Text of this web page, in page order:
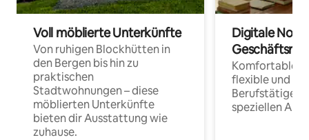
Voll möblierte Unterkünfte
Von ruhigen Blockhütten in
den Bergen bis hin zu
praktischen
Stadtwohnungen – diese
möblierten Unterkünfte
bieten dir Ausstattung wie
zuhause.
Digitale
Komfortable
flexible und
Berufstätige
speziellen